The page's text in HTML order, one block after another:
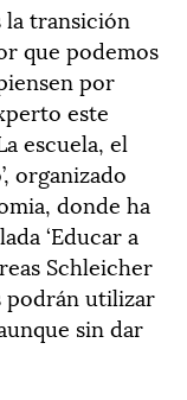
la transición
que podemos
por
este
escuela, el
organizado
donde ha
‘Educar a
Schleicher
podrán utilizar
sin dar